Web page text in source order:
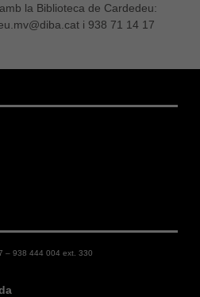
la Biblioteca de Cardedeu:
i 938 71 14 17
– 938 444 004 ext. 330